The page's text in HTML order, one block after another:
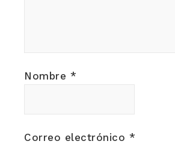
Nombre *
Correo electrónico *